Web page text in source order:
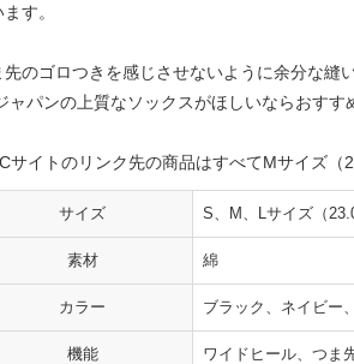
す。
先のゴロつきを感じさせないように余分な縫
ャパンの上質なソックスがほしいならおすす
サイトのリンク先の商品はすべてMサイズ（
サイズ S、M、Lサイズ（
素材 綿
カラー ブラック、ネイビー
機能 ワイドヒール、つま